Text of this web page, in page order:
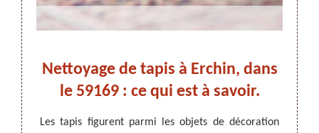
Nettoyage de tapis à Erchin, dans
le 59169 : ce qui est à savoir.
Les tapis figurent parmi les objets de décoration